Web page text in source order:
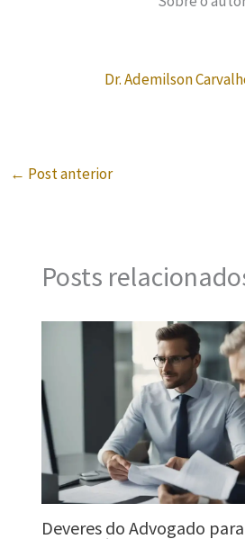
Dr. Ademilson
← Post anterior
Posts
Deveres do Advogado